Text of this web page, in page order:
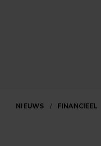
NIEUWS / FINANCIEEL